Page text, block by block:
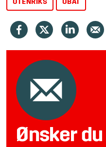
UTENRIKS UBÅT
Ønsker